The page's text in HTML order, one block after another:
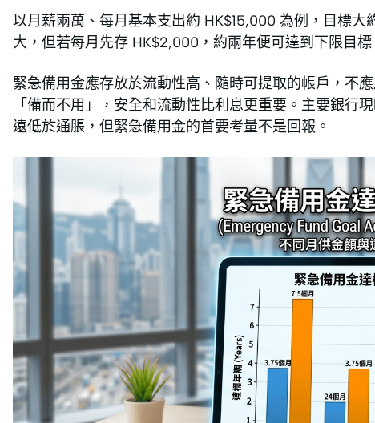
以月薪兩萬、每月基本支出約 HK$15,000 為例，目標
大，但若每月先存 HK$2,000，約兩年便可達到下限目標
緊急備用金應存放於流動性高、隨時可提取的帳戶，不
「備而不用」，安全和流動性比利息更重要。主要銀行
遠低於通脹，但緊急備用金的首要考量不是回報。